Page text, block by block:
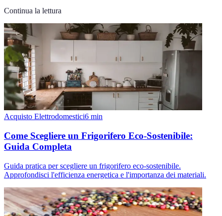
Continua la lettura
Acquisto Elettrodomestici6 min
Come Scegliere un Frigorifero Eco-Sostenibile:
Guida Completa
Guida pratica per scegliere un frigorifero eco-sostenibile.
Approfondisci l'efficienza energetica e l'importanza dei materiali.